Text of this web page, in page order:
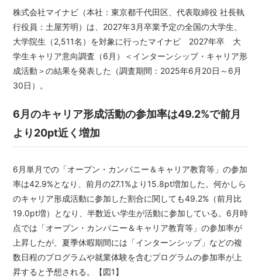
株式会社マイナビ（本社：東京都千代田区、代表取締役 社長執
行役員：土屋芳明）は、2027年3月卒業予定の全国の大学生、
大学院生（2,511名）を対象に行ったマイナビ 2027年卒 大
学生キャリア意向調査（6月）＜インターンシップ・キャリア形
成活動＞の結果を発表した（調査期間：2025年6月20日～6月
30日）。
6月のキャリア形成活動の参加率は49.2%で前月
より20pt近く増加
6月単月での「オープン・カンパニー＆キャリア教育等」の参加
率は42.9%となり、前月の27.1%より15.8pt増加した。何かしら
のキャリア形成活動に参加した割合に関しても49.2%（前月比
19.0pt増）となり、半数近い学生が活動に参加している。6月時
点では「オープン・カンパニー＆キャリア教育等」の参加率が
上昇したが、夏季休暇期間には「インターンシップ」などの複
数日程のプログラムや就業体験を含むプログラムの参加率が上
昇すると予想される。【図1】